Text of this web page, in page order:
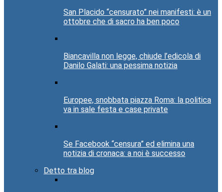
San Placido “censurato” nei manifesti: è un
ottobre che di sacro ha ben poco
Biancavilla non legge, chiude l’edicola di
Danilo Galati: una pessima notizia
Europee, snobbata piazza Roma: la politica
va in sale festa e case private
Se Facebook “censura” ed elimina una
notizia di cronaca: a noi è successo
Detto tra blog